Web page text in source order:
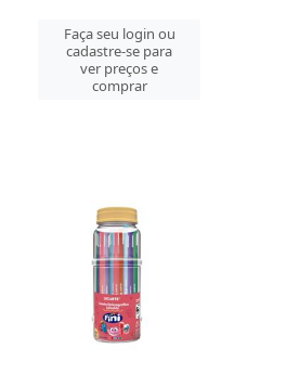
Faça seu login ou
cadastre-se para
ver preços e
comprar